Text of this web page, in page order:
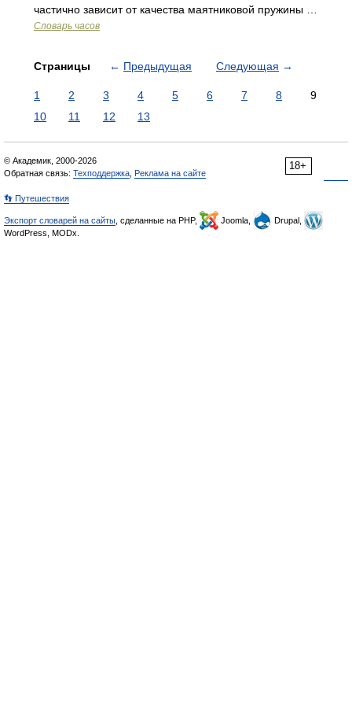
частично зависит от качества маятниковой пружины …
Словарь часов
Страницы ← Предыдущая Следующая →
1 2 3 4 5 6 7 8
9
10
11 12 13
18+
© Академик, 2000-2026
Обратная связь: Техподдержка Реклама на сайте
👣 Путешествия
Экспорт словарей на сайты , сделанные на PHP, Joomla,
Drupal,
WordPress, MODx.